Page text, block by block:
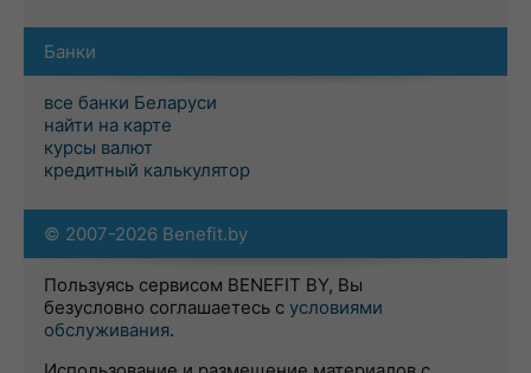
Банки
все банки Беларуси
найти на карте
курсы валют
кредитный калькулятор
© 2007-2026 Benefit.by
Пользуясь сервисом BENEFIT BY, Вы
безусловно соглашаетесь с условиями
обслуживания.